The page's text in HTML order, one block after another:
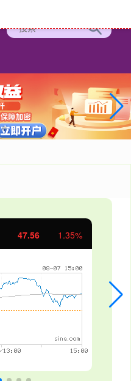
47.56 1.35%